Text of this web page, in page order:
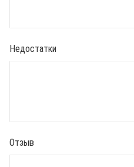
Недостатки
Отзыв